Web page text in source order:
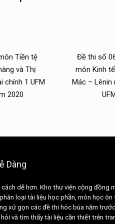
Tiền tệ
và Thị
chính 1 UFM
2020
Đề thi số
môn Kinh
Mác – Lênin
Dàng
dễ hơn. Kho thư viện cộng đồng
loại tài liệu học phần, môn học ôn
xử gọn các đề thi hóc búa năm
và tìm thấy tài liệu cần thiết trên